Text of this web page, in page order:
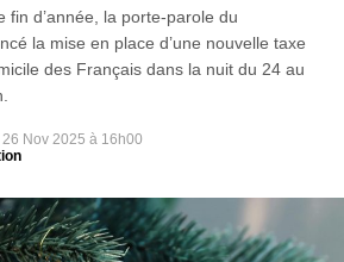
fin d’année, la porte-parole du
la mise en place d’une nouvelle taxe
des Français dans la nuit du 24 au
26 Nov 2025 à 16h00